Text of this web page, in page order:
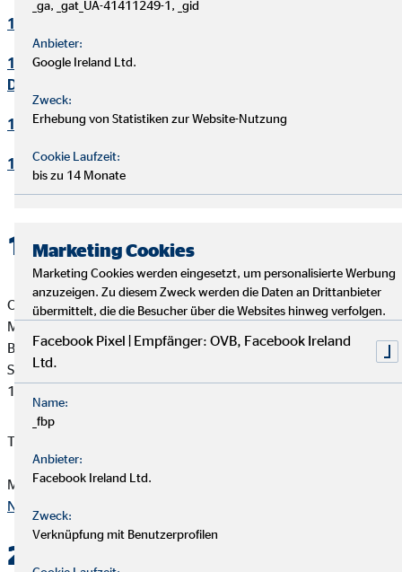
15. Plugins und eingebettete Funktionen sowie Inhalte
16. Änderung und Aktualisierung der
Datenschutzerklärung
17. Rechte der betroffenen Personen
18. Begriffsdefinitionen
1. Verantwortlicher
OVB Vermögensberatung AG
Munkhsaikhan Munkhmurun
Bezirksdirektor für die OVB
Spandauer Damm 115
14050 Berlin
Telefon: +4930 733917
Mail:moe.munkh@ovb.de
Nach oben
2. Kontakt
_ga, _gat_UA-41411249-1, _gid
Anbieter:
Google Ireland Ltd.
Zweck:
Erhebung von Statistiken zur Website-Nutzung
Cookie Laufzeit:
bis zu 14 Monate
Marketing Cookies
Marketing Cookies werden eingesetzt, um personalisierte Werbung
anzuzeigen. Zu diesem Zweck werden die Daten an Drittanbieter
übermittelt, die die Besucher über die Websites hinweg verfolgen.
Facebook Pixel | Empfänger: OVB, Facebook Ireland
Ltd.
Name:
_fbp
Anbieter:
Facebook Ireland Ltd.
Zweck:
Verknüpfung mit Benutzerprofilen